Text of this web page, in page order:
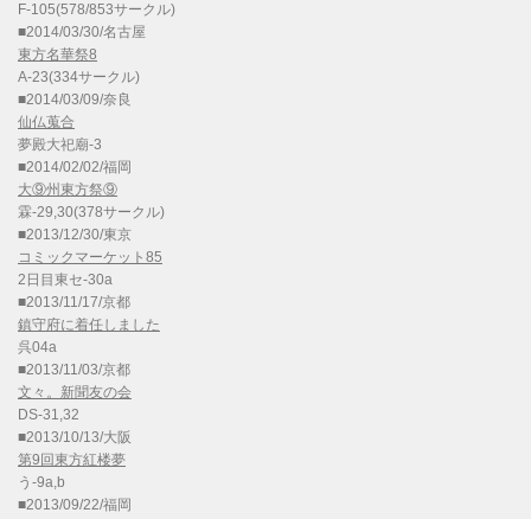
F-105(578/853サークル)
■2014/03/30/名古屋
東方名華祭8
A-23(334サークル)
■2014/03/09/奈良
仙仏蒐合
夢殿大祀廟-3
■2014/02/02/福岡
大⑨州東方祭⑨
霖-29,30(378サークル)
■2013/12/30/東京
コミックマーケット85
2日目東セ-30a
■2013/11/17/京都
鎮守府に着任しました
呉04a
■2013/11/03/京都
文々。新聞友の会
DS-31,32
■2013/10/13/大阪
第9回東方紅楼夢
う-9a,b
■2013/09/22/福岡